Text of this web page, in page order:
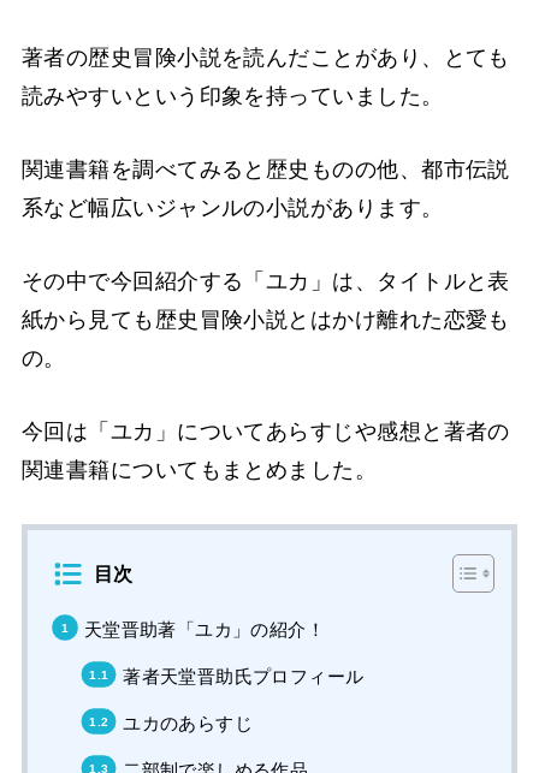
著者の歴史冒険小説を読んだことがあり、とても
読みやすいという印象を持っていました。
関連書籍を調べてみると歴史ものの他、都市伝説
系など幅広いジャンルの小説があります。
その中で今回紹介する「ユカ」は、タイトルと表
紙から見ても歴史冒険小説とはかけ離れた恋愛も
の。
今回は「ユカ」についてあらすじや感想と著者の
関連書籍についてもまとめました。
目次
天堂晋助著「ユカ」の紹介！
著者天堂晋助氏プロフィール
ユカのあらすじ